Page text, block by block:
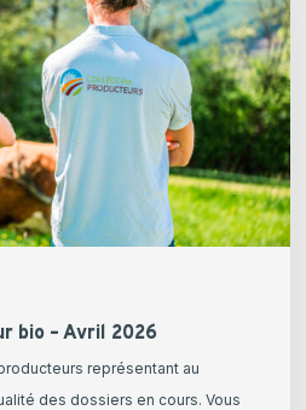
bio – Avril 2026
représentant au
des dossiers en cours. Vous